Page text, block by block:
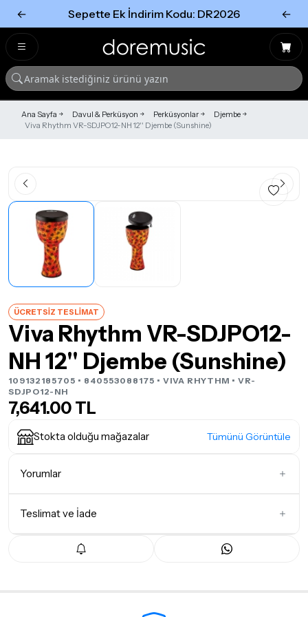
← Sepette Ek İndirim Kodu: DR2026 ←
Ana Sayfa Davul & Perküsyon Perküsyonlar
Djembe
Viva Rhythm VR-SDJPO12-NH 12'' Djembe (Sunshine)
ÜCRETSİZ TESLİMAT
Viva Rhythm VR-SDJPO12-
NH 12'' Djembe (Sunshine)
109132185705 • 840553088175 • VIVA RHYTHM • VR-
SDJPO12-NH
7,641.00 TL
Stokta olduğu mağazalar Tümünü Görüntüle
Yorumlar
Teslimat ve İade
Teslimat Koşulları
Tümünü Gör
Tümünü gör